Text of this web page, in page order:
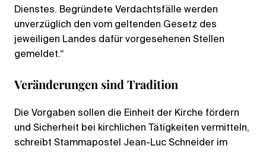
Dienstes. Begründete Verdachtsfälle werden
unverzüglich den vom geltenden Gesetz des
jeweiligen Landes dafür vorgesehenen Stellen
gemeldet.“
Veränderungen sind Tradition
Die Vorgaben sollen die Einheit der Kirche fördern
und Sicherheit bei kirchlichen Tätigkeiten vermitteln,
schreibt Stammapostel Jean-Luc Schneider im